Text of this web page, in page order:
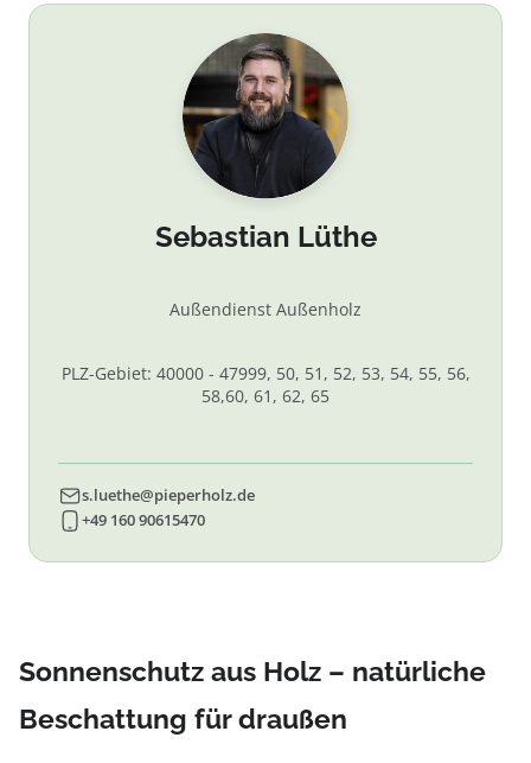
Sebastian Lüthe
Außendienst Außenholz
PLZ-Gebiet: 40000 - 47999, 50, 51, 52, 53, 54, 55, 56,
58,60, 61, 62, 65
s.luethe@pieperholz.de
+49 160 90615470
Sonnenschutz aus Holz – natürliche
Beschattung für draußen